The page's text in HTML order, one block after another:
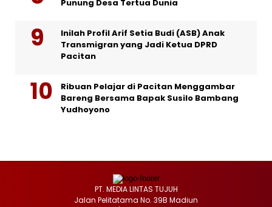
Punung Desa Tertua Dunia
Inilah Profil Arif Setia Budi (ASB) Anak
Transmigran yang Jadi Ketua DPRD
Pacitan
Ribuan Pelajar di Pacitan Menggambar
Bareng Bersama Bapak Susilo Bambang
Yudhoyono
PT. MEDIA LINTAS TUJUH
Jalan Pelitatama No. 39B Madiun